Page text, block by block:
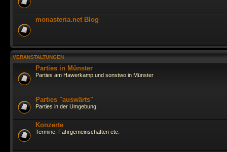
monasteria.net Blog
VERANSTALTUNGEN
Parties in Münster
Parties am Hawerkamp und sonstwo in Münster
Parties "auswärts"
Parties in der Umgebung
Konzerte
Termine, Fahrgemeinschaften etc.